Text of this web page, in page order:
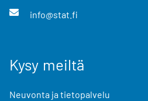
info@stat.fi
Kysy meiltä
Neuvonta ja tietopalvelu